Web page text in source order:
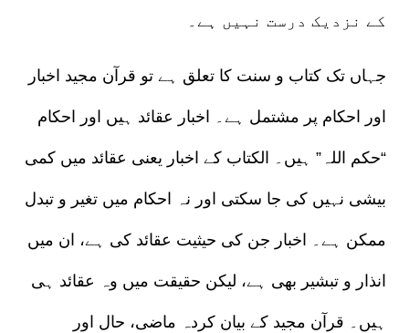
کے نزدیک درست نہیں ہے۔
جہاں تک کتاب و سنت کا تعلق ہے تو قرآن مجید اخبار
اور احکام پر مشتمل ہے۔ اخبار عقائد ہیں اور احکام
“حکم اللہ” ہیں۔ الکتاب کے اخبار یعنی عقائد میں کمی
بیشی نہیں کی جا سکتی اور نہ احکام میں تغیر و تبدل
ممکن ہے۔ اخبار جن کی حیثیت عقائد کی ہے، ان میں
انذار و تبشیر بھی ہے، لیکن حقیقت میں وہ عقائد ہی
ہیں۔ قرآن مجید کے بیان کردہ ماضی، حال اور